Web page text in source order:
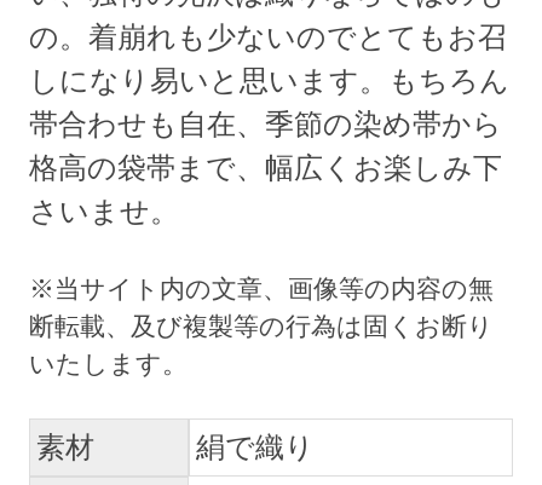
の。着崩れも少ないのでとてもお召
しになり易いと思います。もちろん
帯合わせも自在、季節の染め帯から
格高の袋帯まで、幅広くお楽しみ下
さいませ。
素材
絹で織り